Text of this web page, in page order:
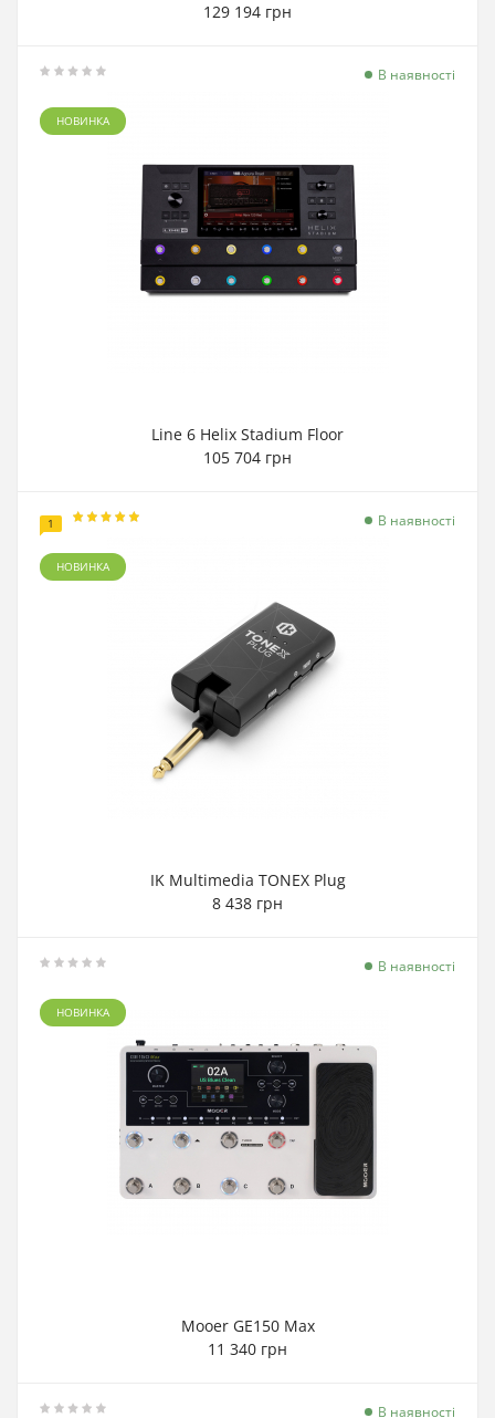
129 194 грн
НОВИНКА
В наявності
Line 6 Helix Stadium Floor
105 704 грн
1
НОВИНКА
В наявності
IK Multimedia TONEX Plug
8 438 грн
НОВИНКА
В наявності
Mooer GE150 Max
11 340 грн
В наявності